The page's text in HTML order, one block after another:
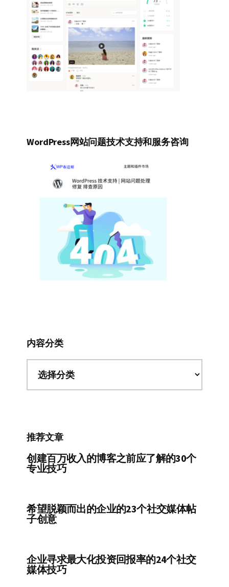
WordPress网站问题技术支持和服务咨询
内容分类
分
推荐文章
创建百万收入的博客之前应了解的30个
专业技巧
希望脱颖而出的企业的23个社交媒体帖
子创意
企业寻求最大化投资回报率的24个社交
媒体技巧